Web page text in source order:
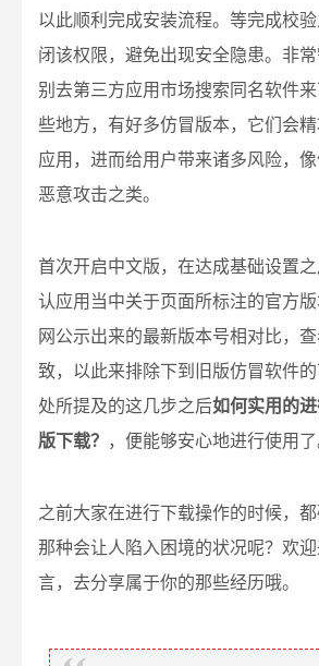
以此顺利完成安装流程。等完成校
闭该权限，避免出现安全隐患。非常
别去第三方应用市场搜索同名软件
些地方，有好多仿冒版本，它们会
应用，进而给用户带来诸多风险，
恶意攻击之类。
首次开启中文版，在达成基础设置
认应用当中关于页面所标注的官方
网公示出来的最新版本号相对比，
致，以此来排除下到旧版仿冒软件
处所提及的这几步之后如何实用的
版下载？ ，便能够安心地进行使用了
之前大家在进行下载操作的时候，
那种会让人陷入困境的状况呢？欢
言，去分享属于你的那些经历哦。